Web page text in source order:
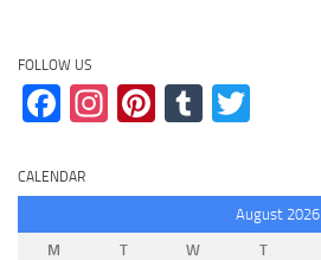
FOLLOW US
Facebook
Instagram
Pinterest
Tumblr
CALENDAR
August 2026
M
T W T